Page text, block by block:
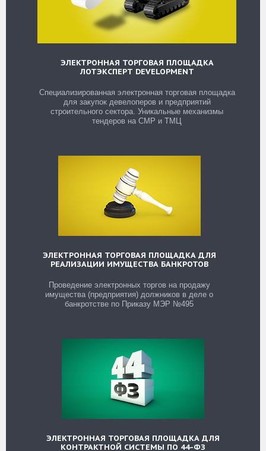
ЭЛЕКТРОННАЯ ТОРГОВАЯ ПЛОЩАДКА
ЛОТЭКСПЕРТ DEVELOPMENT
Специализированная электронная торговая площадка
для закупок девелоперов и предприятий
строительного сектора. Уникальные механизмы
тендеров на СМР и ТМЦ
ЭЛЕКТРОННАЯ ТОРГОВАЯ ПЛОЩАДКА ДЛЯ
РЕАЛИЗАЦИИ ИМУЩЕСТВА БАНКРОТОВ
Проведение электронных торгов на продажу
имущества (предприятия) должников в деле о
банкротстве по Приказу МЭР №495
ЭЛЕКТРОННАЯ ТОРГОВАЯ ПЛОЩАДКА ДЛЯ
КОНТРАКТНОЙ СИСТЕМЫ ПО 44-ФЗ